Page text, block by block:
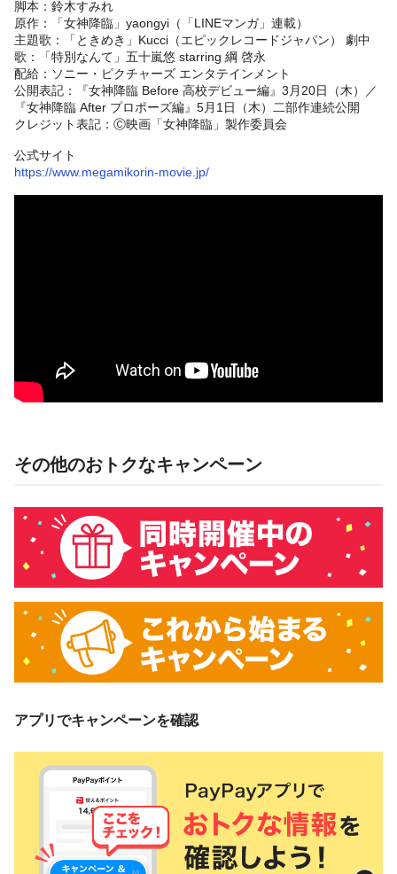
脚本：鈴木すみれ
原作：「女神降臨」yaongyi（「LINEマンガ」連載）
主題歌：「ときめき」Kucci（エピックレコードジャパン） 劇中
歌：「特別なんて」五十嵐悠 starring 綱 啓永
配給：ソニー・ピクチャーズ エンタテインメント
公開表記：『女神降臨 Before 高校デビュー編』3月20日（木）／
『女神降臨 After プロポーズ編』5月1日（木）二部作連続公開
クレジット表記：Ⓒ映画「女神降臨」製作委員会
公式サイト
https://www.megamikorin-movie.jp/
その他のおトクなキャンペーン
アプリでキャンペーンを確認